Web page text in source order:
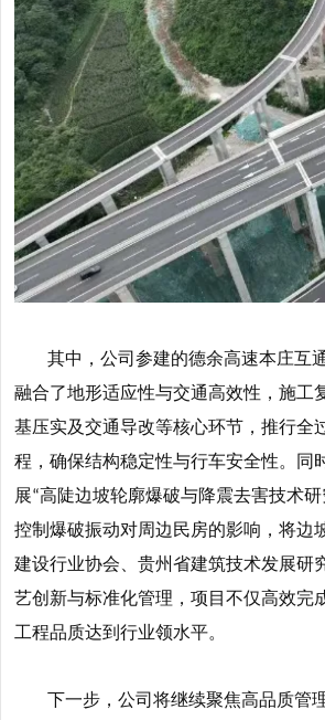
其中，公司参建的德余高速本庄互
融合了地形适应性与交通高效性，施工
基压实及交通导改等核心环节，推行全
程，确保结构稳定性与行车安全性。
同
展“高陡边坡轮廓爆破与降震去害技术研
控制爆破振动对周边民房的影响，将边
建设行业协会、贵州省建筑技术发展研
艺创新与标准化管理，项目不仅高效完
工程品质达到行业领水平。
下一步，公司将继续聚焦高品质管